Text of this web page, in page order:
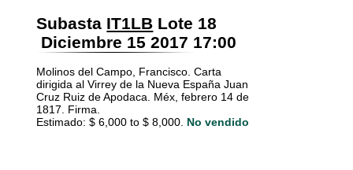
Subasta IT1LB Lote 18
Diciembre 15 2017 17:00
Molinos del Campo, Francisco. Carta
dirigida al Virrey de la Nueva España Juan
Cruz Ruiz de Apodaca. Méx, febrero 14 de
1817. Firma.
Estimado: $ 6,000 to $ 8,000. No vendido